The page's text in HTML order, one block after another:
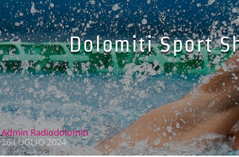
Dolomiti Sport
Admin Radiodolomiti
26 LUGLIO 2024